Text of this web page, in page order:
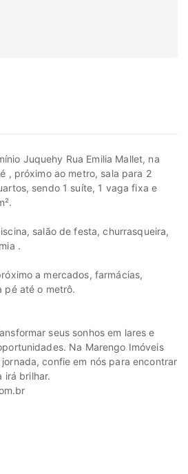
Juquehy Rua Emilia Mallet, na
, próximo ao metro, sala para 2
sendo 1 suíte, 1 vaga fixa e
salão de festa, churrasqueira,
.
a mercados, farmácias,
pé até o metrô.
seus sonhos em lares e
Na Marengo Imóveis
confie em nós para encontrar
irá brilhar.